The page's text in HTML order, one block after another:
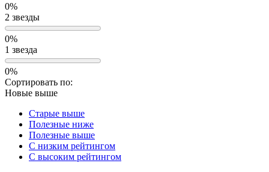
0%
2 звезды
0%
1 звезда
0%
Сортировать по:
Новые выше
Старые выше
Полезные ниже
Полезные выше
С низким рейтингом
C высоким рейтингом